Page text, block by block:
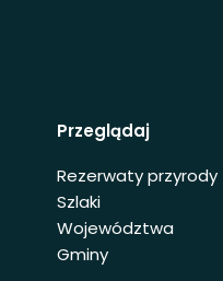
Przeglądaj
Rezerwaty przyrody
Szlaki
Województwa
Gminy